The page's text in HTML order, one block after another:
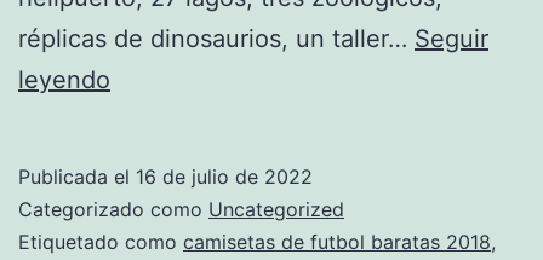
réplicas de dinosaurios, un taller… Seguir
leyendo
Imperdibles
De
Publicada el 16 de julio de 2022
Categorizado como Uncategorized
Etiquetado como camisetas de futbol baratas 2018,